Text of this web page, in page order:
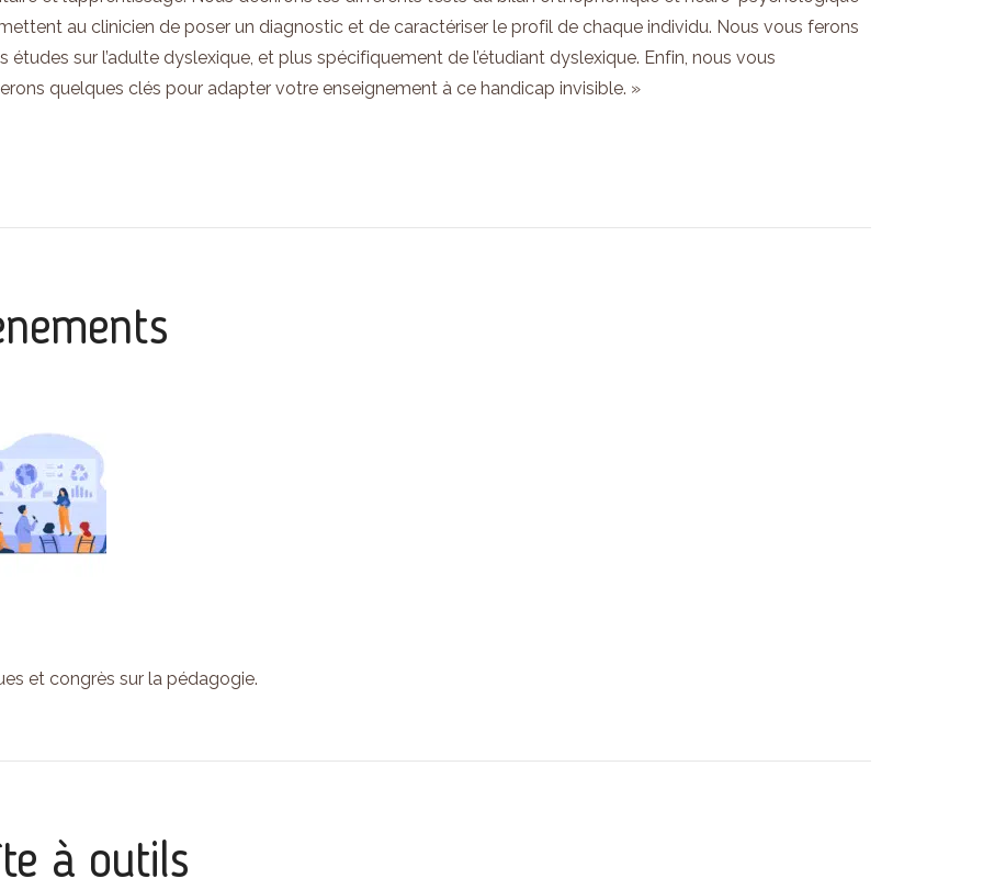
au clinicien de poser un diagnostic et de caractériser le profil de chaque individu. Nous vous ferons
études sur l’adulte dyslexique, et plus spécifiquement de l’étudiant dyslexique. Enfin, nous vous
quelques clés pour adapter votre enseignement à ce handicap invisible. »
et congrès sur la pédagogie.
à outils